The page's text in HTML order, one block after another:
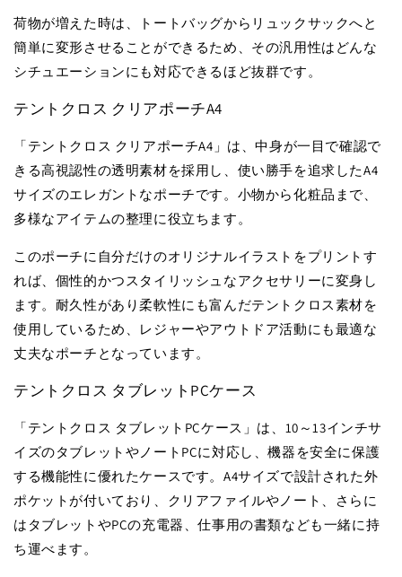
荷物が増えた時は、トートバッグからリュックサックへと
簡単に変形させることができるため、その汎用性はどんな
シチュエーションにも対応できるほど抜群です。
テントクロス クリアポーチA4
「テントクロス クリアポーチA4」は、中身が一目で確認で
きる高視認性の透明素材を採用し、使い勝手を追求したA4
サイズのエレガントなポーチです。小物から化粧品まで、
多様なアイテムの整理に役立ちます。
このポーチに自分だけのオリジナルイラストをプリントす
れば、個性的かつスタイリッシュなアクセサリーに変身し
ます。耐久性があり柔軟性にも富んだテントクロス素材を
使用しているため、レジャーやアウトドア活動にも最適な
丈夫なポーチとなっています。
テントクロス タブレットPCケース
「テントクロス タブレットPCケース」は、10～13インチサ
イズのタブレットやノートPCに対応し、機器を安全に保護
する機能性に優れたケースです。A4サイズで設計された外
ポケットが付いており、クリアファイルやノート、さらに
はタブレットやPCの充電器、仕事用の書類なども一緒に持
ち運べます。